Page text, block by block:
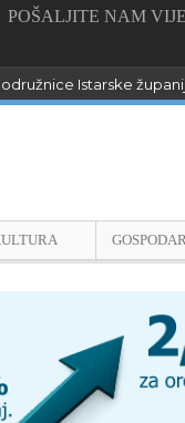
POŠALJITE NAM
Istarske